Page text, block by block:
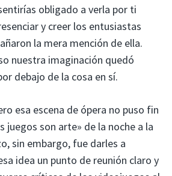
obligado a verla por ti
y creer los entusiastas
la mera mención de ella.
nuestra imaginación quedó
debajo de la cosa en sí.
esa escena de ópera no puso fin
juegos son arte» de la noche a la
sin embargo, fue darles a
idea un punto de reunión claro y